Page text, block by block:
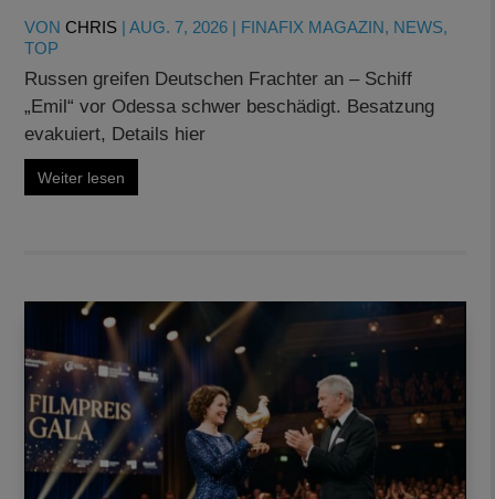
VONCHRIS |AUG. 7, 2026 | FINAFIX MAGAZIN, NEWS,
TOP
Russen greifen Deutschen Frachter an – Schiff
„Emil“ vor Odessa schwer beschädigt. Besatzung
evakuiert, Details hier
Weiter lesen